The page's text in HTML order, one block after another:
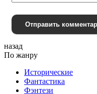
Отправить
назад
По жанру
Исторические
Фантастика
Фэнтези